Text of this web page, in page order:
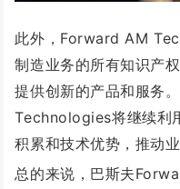
此外，Forward AM
制造业务的所有知识产
提供创新的产品和服务
Technologies将继续利
积累和技术优势，推动
总的来说，巴斯夫